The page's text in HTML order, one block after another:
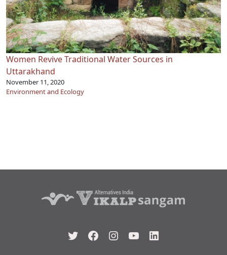
Women Revive Traditional Water Sources in
Uttarakhand
November 11, 2020
Environment and Ecology
TwitterFacebook
Instagram
YouTubeLinkedIn